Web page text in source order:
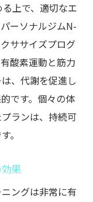
上で、適切なエ
ーソナルジムN-
ササイズプログ
酸素運動と筋力
、代謝を促進し
です。個々の体
ランは、持続可
。
果
ングは非常に有